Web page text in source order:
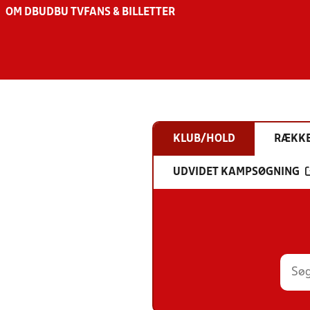
OM DBU DBU TV FANS & BILLETTER
KLUB/HOLD
UDVIDET KAMPSØGNING